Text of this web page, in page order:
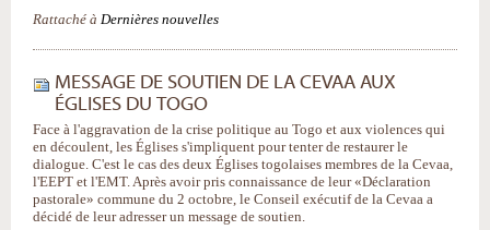
Rattaché à Dernières nouvelles
MESSAGE DE SOUTIEN DE LA CEVAA AUX
ÉGLISES DU TOGO
Face à l'aggravation de la crise politique au Togo et aux violences qui
en découlent, les Églises s'impliquent pour tenter de restaurer le
dialogue. C'est le cas des deux Églises togolaises membres de la Cevaa,
l'EEPT et l'EMT. Après avoir pris connaissance de leur «Déclaration
pastorale» commune du 2 octobre, le Conseil exécutif de la Cevaa a
décidé de leur adresser un message de soutien.